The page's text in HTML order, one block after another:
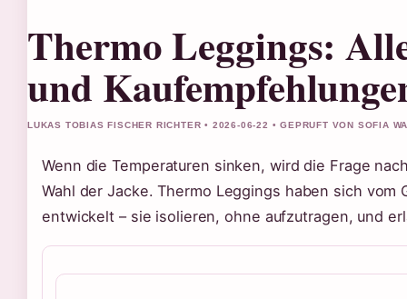
Thermo Leggings:
und
LUKAS TOBIAS FISCHER RICHTER • 2026-06-22 • GEPRUFT VON SOFIA
Wenn die Temperaturen sinken, wird die Frage
Wahl der Jacke. Thermo Leggings haben sich
entwickelt – sie isolieren, ohne aufzutragen, und